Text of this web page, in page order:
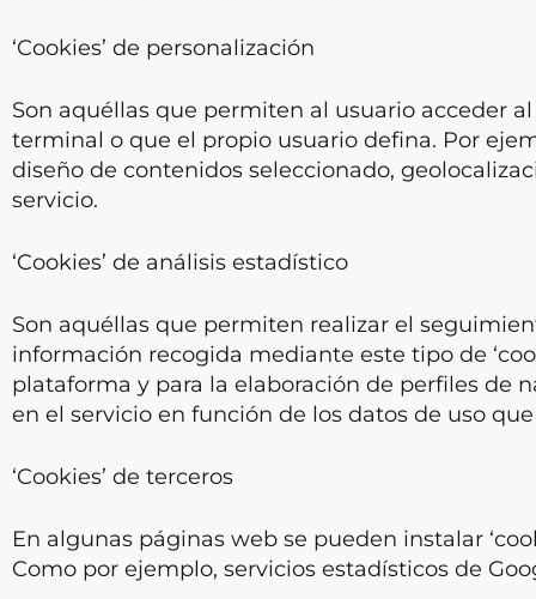
‘Cookies’ de personalización
Son aquéllas que permiten al usuario acceder
terminal o que el propio usuario defina. Por
diseño de contenidos seleccionado,
servicio.
‘Cookies’ de análisis estadístico
Son aquéllas que permiten realizar el
información recogida mediante este tipo de
plataforma y para la elaboración de perfiles de
en el servicio en función de los datos de uso
‘Cookies’ de terceros
En algunas páginas web se pueden instalar
Como por ejemplo, servicios estadísticos de